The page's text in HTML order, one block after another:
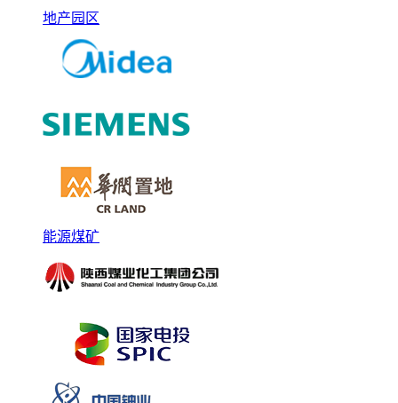
地产园区
能源煤矿